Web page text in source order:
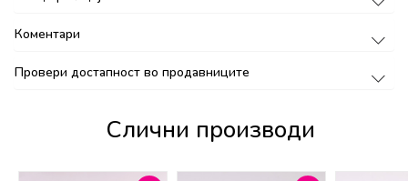
Коментари
Провери достапност во продавниците
Слични производи